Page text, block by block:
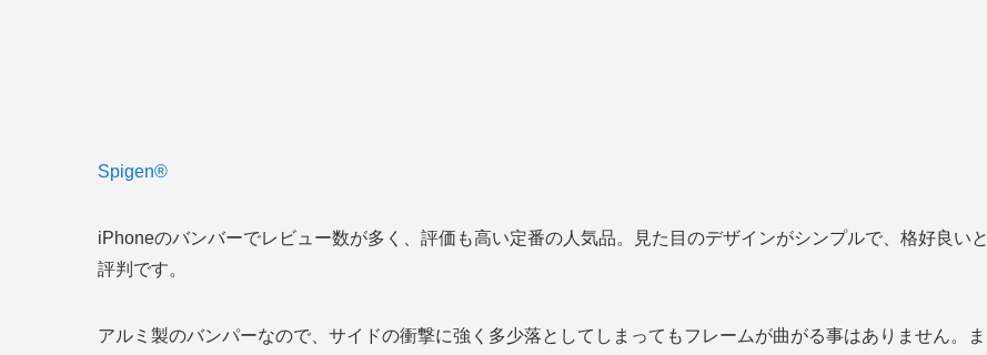
Spigen®
iPhoneのバンバーでレビュー数が多く、評価も高い定番の人気品。見た目のデザインがシンプルで、格好良いと
評判です。
アルミ製のバンパーなので、サイドの衝撃に強く多少落としてしまってもフレームが曲がる事はありません。ま